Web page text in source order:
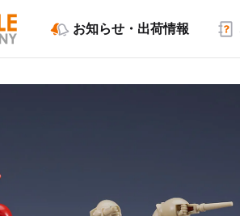
お知らせ・出荷情報